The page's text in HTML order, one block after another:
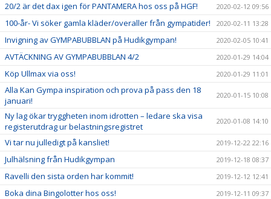
20/2 är det dax igen för PANTAMERA hos oss på HGF! 2020-02-12 09:56
100-år- Vi söker gamla kläder/overaller från gympatider! 2020-02-11 13:28
Invigning av GYMPABUBBLAN på Hudikgympan! 2020-02-05 10:41
AVTÄCKNING AV GYMPABUBBLAN 4/2 2020-01-29 14:04
Köp Ullmax via oss! 2020-01-29 11:01
Alla Kan Gympa inspiration och prova på pass den 18
januari!
2020-01-15 10:08
Ny lag ökar tryggheten inom idrotten – ledare ska visa
registerutdrag ur belastningsregistret
2020-01-08 14:10
Vi tar nu julledigt på kansliet! 2019-12-22 22:16
Julhälsning från Hudikgympan 2019-12-18 08:37
Ravelli den sista orden har kommit! 2019-12-12 12:41
Boka dina Bingolotter hos oss! 2019-12-11 09:37